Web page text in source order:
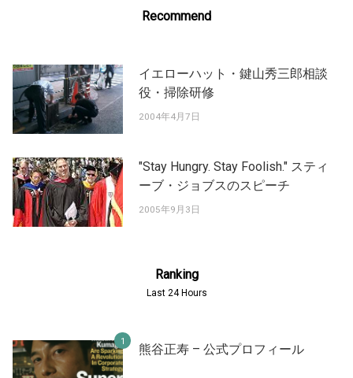
Recommend
イエローハット・鍵山秀三郎相談
役・掃除研修
2004年4月7日
"Stay Hungry. Stay Foolish." スティ
ーブ・ジョブスのスピーチ
2005年9月3日
Ranking
Last 24 Hours
熊谷正寿 – 公式プロフィール